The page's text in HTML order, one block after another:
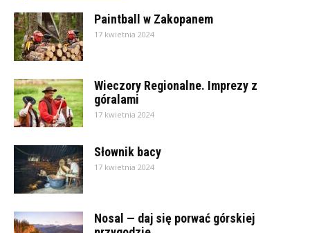
Paintball w Zakopanem
17 kwietnia 2024
Wieczory Regionalne. Imprezy z
góralami
17 kwietnia 2024
Słownik bacy
17 kwietnia 2024
Nosal — daj się porwać górskiej